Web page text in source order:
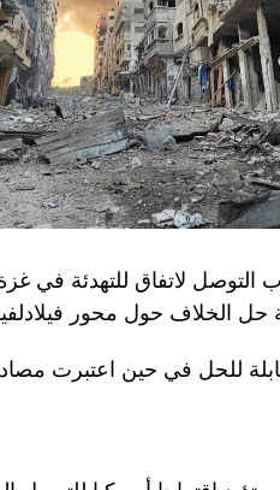
التوصل لاتفاق للتهدئة في
حل الخلاف حول محور
للحل في حين اعتبرت